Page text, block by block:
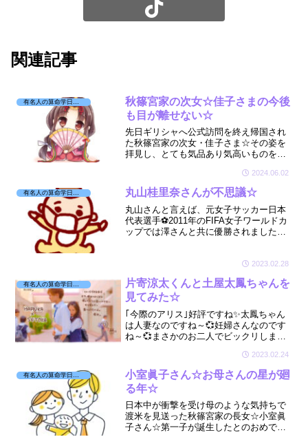
関連記事
秋篠宮家の次女☆佳子さまの今後
も目が離せない☆
先日ギリシャへ公式訪問を終え帰国され
た秋篠宮家の次女・佳子さま☆その姿を
拝見し、とても気品あり気高いものをお
をちょこっと拝見しましたよ☆🔮2024.06.02
有名人の算命学日記☆ 丸山桂里奈さんが不思議☆
丸山さんと言えば、元女子サッカー日本
代表選手⚽2011年のFIFA女子ワールドカ
ップでは澤さんと共に優勝されましたよ
な発言の数々。そんな丸山さんが気にな
った☆
2023.02.28
片寄涼太くんと土屋太鳳ちゃんを
見てみた☆
｢今際のアリス｣好評ですね✨太鳳ちゃん
は人妻なのですね～💞妊婦さんなのです
ね～💞まさかのお二人でビックリしまし
てまったく予想外というか、予期せぬお
相手だったので、お二人が気になり見て
みました☆
2023.02.24
小室眞子さん☆お母さんの星が廻
る年☆
日本中が衝撃を受け母のような気持ちで
渡米を見送った秋篠宮家の長女☆小室眞
子さん☆第一子が誕生したとのおめでた